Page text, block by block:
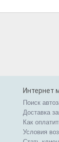
Интернет
Поиск
Доставка
Как
Условия